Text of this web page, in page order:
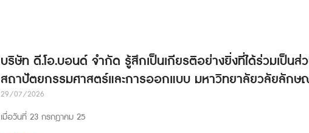
บริษัท ดี.โอ.บอนด์ จำกัด รู้สึกเป็นเกียรติอย่างยิ่งที่ได้ร่วมเป็น
สถาปัตยกรรมศาสตร์และการออกแบบ มหาวิทยาลัยวลัยลัก
29/07/2026
เมื่อวันที่ 23 กรกฎาคม 25